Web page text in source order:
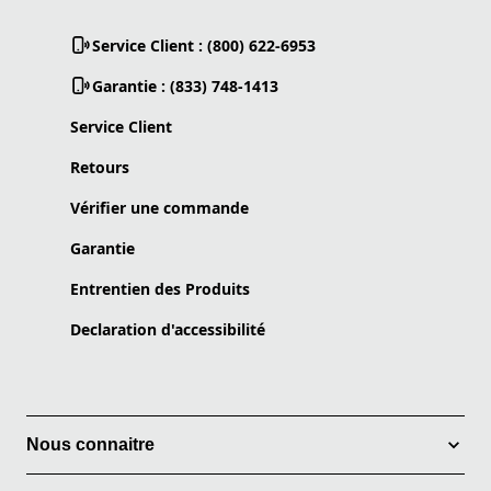
Service Client : (800) 622-6953
Garantie : (833) 748-1413
Service Client
Retours
Vérifier une commande
Garantie
Entrentien des Produits
Declaration d'accessibilité
Nous connaitre